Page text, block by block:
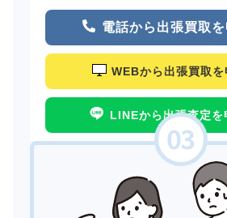
電話から出張買取
WEBから出張買取を
LINEから出張査定を